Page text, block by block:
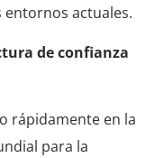
entornos actuales.
de confianza
rápidamente en la
para la